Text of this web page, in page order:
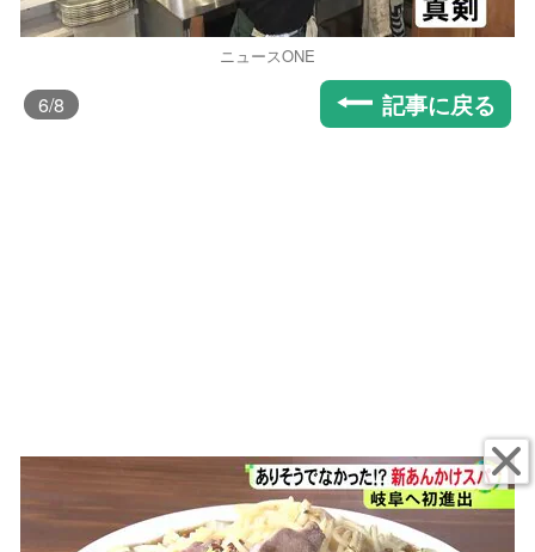
ニュースONE
6/8 記事に戻る